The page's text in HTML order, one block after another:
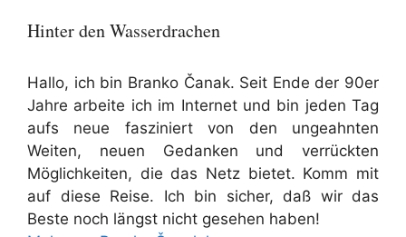
Hinter den Wasserdrachen
Hallo, ich bin Branko Čanak. Seit Ende der 90er
Jahre arbeite ich im Internet und bin jeden Tag
aufs neue fasziniert von den ungeahnten
Weiten, neuen Gedanken und verrückten
Möglichkeiten, die das Netz bietet. Komm mit
auf diese Reise. Ich bin sicher, daß wir das
Beste noch längst nicht gesehen haben!